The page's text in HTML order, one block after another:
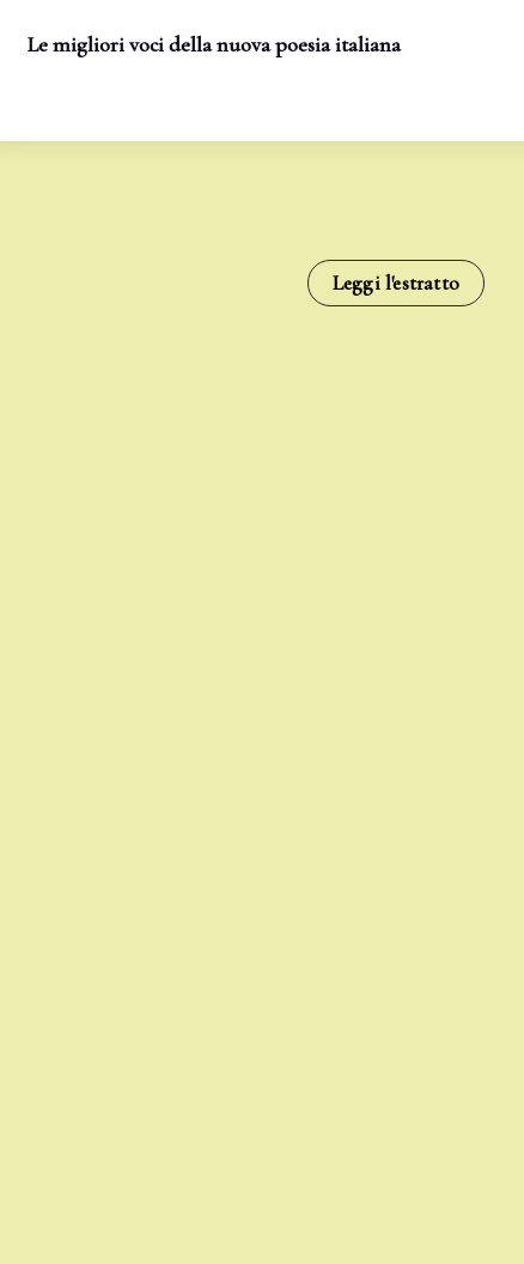
Le migliori voci della nuova poesia italiana
Leggi l'estratto